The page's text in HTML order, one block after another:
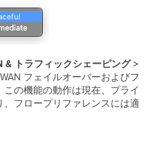
& トラフィックシェーピング >
フェイルオーバーおよびフ
の機能の動作は現在、プライ
フロープリファレンスには適